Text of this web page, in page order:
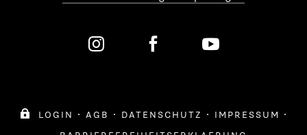
  
 login · agb · datenschutz · impressum ·